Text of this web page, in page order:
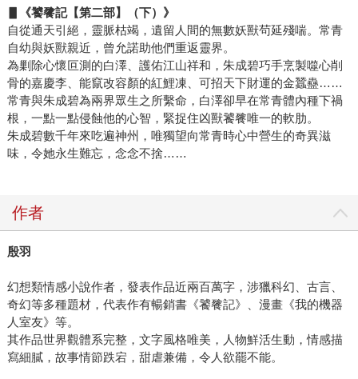
▋《饕餮記【第二部】（下）》
自從通天引絕，靈脈枯竭，遺留人間的無數妖獸茍延殘喘。常青
自幼與妖獸親近，曾允諾助他們重返靈界。
為剿除心懷叵測的白澤、護佑江山祥和，朱成碧巧手烹製噬心削
骨的嘉慶李、能竄改容顏的紅鯉凍、可招天下財運的金蠶蠱……
常青與朱成碧為兩界眾生之所繫命，白澤卻早在常青體內種下禍
根，一點一點侵蝕他的心智，緊捉住凶獸饕餮唯一的軟肋。
朱成碧數千年來吃遍神州，唯獨望向常青時心中營生的奇異滋
味，令她永生難忘，念念不捨……
作者
殷羽
幻想類情感小說作者，發表作品近兩百萬字，涉獵科幻、古言、
奇幻等多種題材，代表作有暢銷書《饕餮記》、漫畫《我的機器
人室友》等。
其作品世界觀體系完整，文字風格唯美，人物鮮活生動，情感描
寫細膩，故事情節跌宕，甜虐兼備，令人欲罷不能。